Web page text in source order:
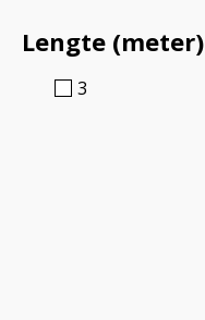
Lengte (meter)
3